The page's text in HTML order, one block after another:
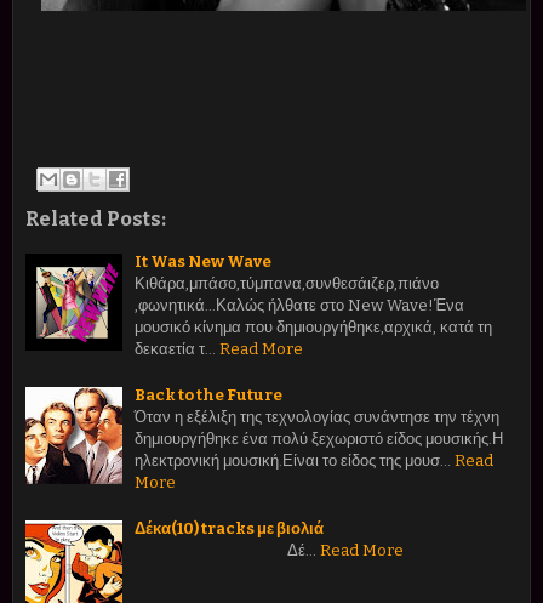
Related Posts:
It Was New Wave
Κιθάρα,μπάσο,τύμπανα,συνθεσάιζερ,πιάνο
,φωνητικά...Καλώς ήλθατε στο New Wave!Ένα
μουσικό κίνημα που δημιουργήθηκε,αρχικά, κατά τη
δεκαετία τ…
Read More
Back to the Future
Όταν η εξέλιξη της τεχνολογίας συνάντησε την τέχνη
δημιουργήθηκε ένα πολύ ξεχωριστό είδος μουσικής.Η
ηλεκτρονική μουσική.Είναι το είδος της μουσ…
Read
More
Δέκα(10) tracks με βιολιά
Δέ…
Read More